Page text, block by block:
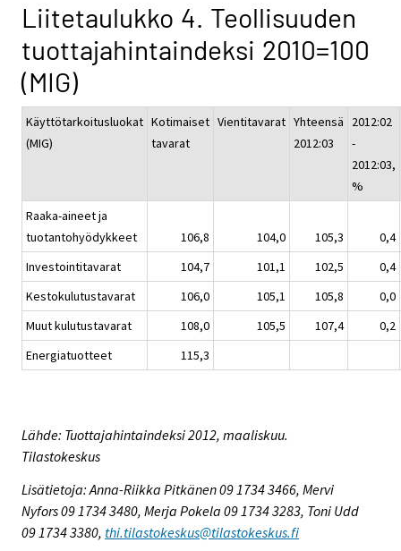
Liitetaulukko 4. Teollisuuden
tuottajahintaindeksi 2010=100
(MIG)
Käyttötarkoitusluokat
(MIG)
Kotimaiset
tavarat
Vientitavarat Yhteensä
2012:03
2012:02
-
2012:03,
%
Raaka-aineet ja
tuotantohyödykkeet
106,8 104,0 105,3
0,4
Investointitavarat
104,7 101,1 102,5
0,4
Kestokulutustavarat
106,0 105,1 105,8
0,0
Muut kulutustavarat
108,0 105,5 107,4
0,2
Energiatuotteet
115,3
Lähde: Tuottajahintaindeksi 2012, maaliskuu.
Tilastokeskus
Lisätietoja: Anna-Riikka Pitkänen 09 1734 3466, Mervi
Nyfors 09 1734 3480, Merja Pokela 09 1734 3283, Toni Udd
09 1734 3380, thi.tilastokeskus@tilastokeskus.fi